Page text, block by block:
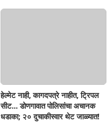
हेल्मेट नाही, कागदपत्रे नाहीत, ट्रिपल
सीट... डोणगावात पोलिसांचा अचानक
धडाका; २० दुचाकीस्वार थेट जाळ्यात!